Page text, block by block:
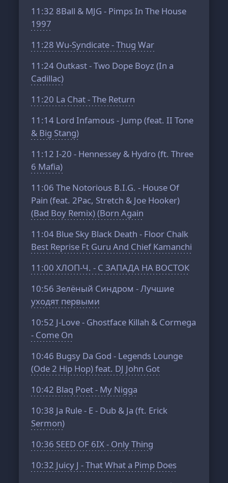
11:32 8Ball & MJG - Pimps In The House
1997
11:28 Wu-Syndicate - Thug War
11:24 Outkast - Two Dope Boyz (In a
Cadillac)
11:20 La Chat - The Return
11:14 Lord Infamous - Jump (feat. II Tone
& Big Stang)
11:12 I-20 - Hennessey & Hydro (ft. Three
6 Mafia)
11:06 The Notorious B.I.G. - House Of
Pain (feat. 2Pac, Stretch & Joe Hooker)
(Bad Boy Remix) (Born Again
11:04 Blue Sky Black Death - Floor Chalk
Best Reprise Ft Guru And Chief Kamanchi
11:00 ХЛОП-Ч. - С ЗАПАДА НА ВОСТОК
10:56 Зелёный Синдром - Лучшие
уходят первыми
10:52 J-Love - Ghostface Killah & Cormega
- Come On
10:46 Bugsy Da God - Legends Lounge
(Ode 2 Hip Hop) feat. DJ John Got
10:42 Blaq Poet - My Nigga
10:38 Ja Rule - E - Dub & Ja (ft. Erick
Sermon)
10:36 SEED OF 6IX - Only Thing
10:32 Juicy J - That What a Pimp Does